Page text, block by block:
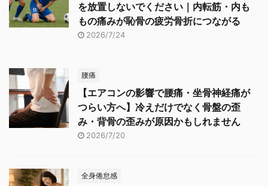
を放置しないでください｜内転筋・内も
もの痛みが恥骨の疲労骨折につながる
2026/7/24
腰痛
【エアコンの影響で腰痛・坐骨神経痛が
つらい方へ】冷えだけでなく骨盤の歪
み・背骨の歪みが原因かもしれません
2026/7/20
全身倦怠感